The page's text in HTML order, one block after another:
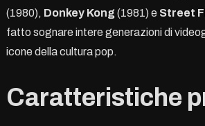
(1980), Donkey Kong (1981) e Street
fatto sognare intere generazioni di
icone della cultura pop.
Caratteristiche